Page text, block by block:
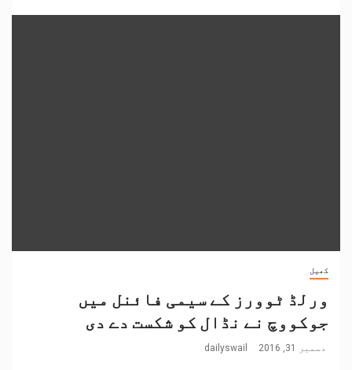
کھیل
ورلڈ ٹوورز کے سیمی فائنل میں
جوکووچ نے نڈال کو شکست دے دی
دسمبر 31, 2016 dailyswail